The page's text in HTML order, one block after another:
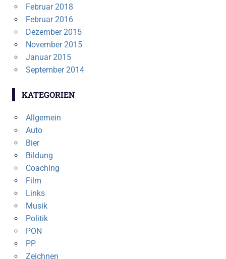
Februar 2018
Februar 2016
Dezember 2015
November 2015
Januar 2015
September 2014
KATEGORIEN
Allgemein
Auto
Bier
Bildung
Coaching
Film
Links
Musik
Politik
PON
PP
Zeichnen